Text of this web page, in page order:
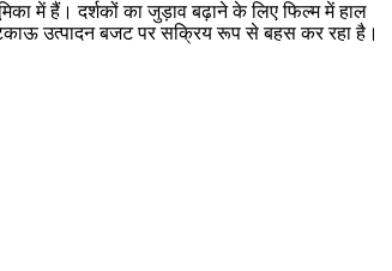
में हैं। दर्शकों का जुड़ाव बढ़ाने के लिए फिल्म में हाल
उत्पादन बजट पर सक्रिय रूप से बहस कर रहा है।